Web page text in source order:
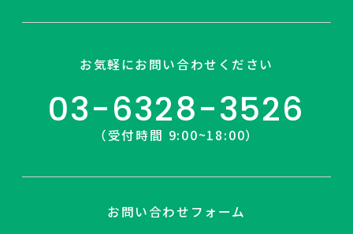
お気軽にお問い合わせください
03-6328-3526
（受付時間 9:00~18:00）
お問い合わせフォーム